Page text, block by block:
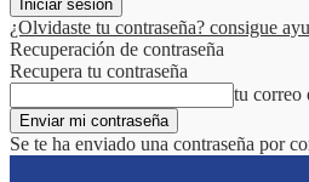
¿Olvidaste tu contraseña? consigue
Recuperación de contraseña
Recupera tu contraseña
tu correo
Se te ha enviado una contraseña por